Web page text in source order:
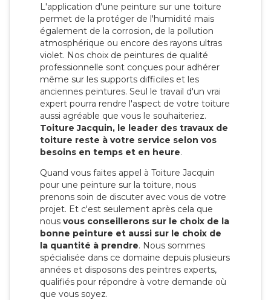
L'application d'une peinture sur une toiture
permet de la protéger de l'humidité mais
également de la corrosion, de la pollution
atmosphérique ou encore des rayons ultras
violet. Nos choix de peintures de qualité
professionnelle sont conçues pour adhérer
même sur les supports difficiles et les
anciennes peintures. Seul le travail d'un vrai
expert pourra rendre l'aspect de votre toiture
aussi agréable que vous le souhaiteriez.
Toiture Jacquin, le leader des travaux de
toiture reste à votre service selon vos
besoins en temps et en heure.
Quand vous faites appel à Toiture Jacquin
pour une peinture sur la toiture, nous
prenons soin de discuter avec vous de votre
projet. Et c'est seulement après cela que
nous vous conseillerons sur le choix de la
bonne peinture et aussi sur le choix de
la quantité à prendre. Nous sommes
spécialisée dans ce domaine depuis plusieurs
années et disposons des peintres experts,
qualifiés pour répondre à votre demande où
que vous soyez.